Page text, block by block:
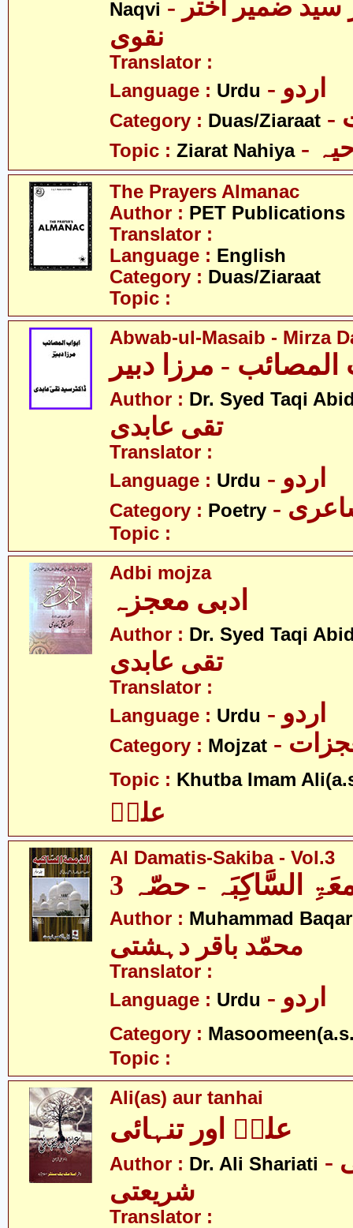
Naqvi - علامہ ڈاکٹر سید ضمیر اختر
نقوی
Translator :
Language : Urdu - اردو
Category : Duas/Ziaraat
Topic : Ziarat Nahiya
The Prayers Almanac
Author : PET Publications
Translator :
Language : English
Category : Duas/Ziaraat
Topic :
Abwab-ul-Masaib - Mirza
المصائب - مرزا دبیر
Author : Dr. Syed Taqi
تقی عابدی
Translator :
Language : Urdu - اردو
Category : Poetry
Topic :
Adbi mojza
ادبی معجزہ
Author : Dr. Syed Taqi
تقی عابدی
Translator :
Language : Urdu - اردو
Category : Mojzat
Topic : Khutba Imam
علیؑ
Al Damatis-Sakiba - Vol.3
السَّاکِبَہ - حصّہ 3
Author : Muhammad
محمّد باقر دہشتی
Translator :
Language : Urdu - اردو
Category :
Topic :
Ali(as) aur tanhai
علیؑ اور تنہائی
Author : Dr. Ali Shariati - ڈاکٹر علی
شریعتی
Translator :